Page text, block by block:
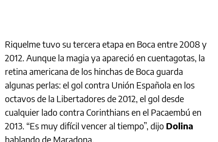
Riquelme tuvo su tercera etapa en Boca entre 2008 y
2012. Aunque la magia ya apareció en cuentagotas, la
retina americana de los hinchas de Boca guarda
algunas perlas: el gol contra Unión Española en los
octavos de la Libertadores de 2012, el gol desde
cualquier lado contra Corinthians en el Pacaembú en
2013. “Es muy difícil vencer al tiempo”, dijo Dolina
hablando de Maradona.